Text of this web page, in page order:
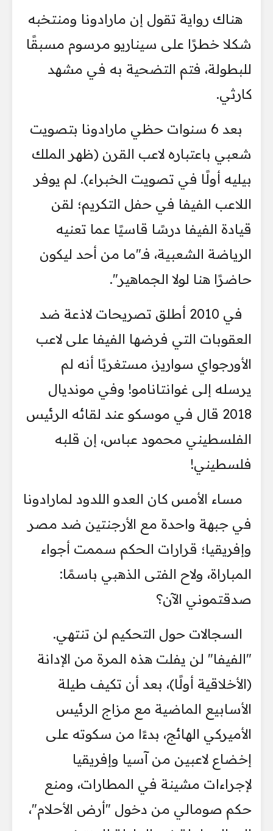
هناك رواية تقول إن مارادونا ومنتخبه
شكلا خطرًا على سيناريو مرسوم مسبقًا
للبطولة، فتم التضحية به في مشهد
كارثي.
بعد 6 سنوات حظي مارادونا بتصويت
شعبي باعتباره لاعب القرن (ظهر الملك
بيليه أولًا في تصويت الخبراء). لم يوفر
اللاعب الفيفا في حفل التكريم؛ لقن
قيادة الفيفا درسًا قاسيًا عما تعنيه
الرياضة الشعبية، فـ"ما من أحد ليكون
حاضرًا هنا لولا الجماهير".
في 2010 أطلق تصريحات لاذعة ضد
العقوبات التي فرضها الفيفا على لاعب
الأورجواي سواريز، مستغربًا أنه لم
يرسله إلى غوانتانامو! وفي مونديال
2018 قال في موسكو عند لقائه الرئيس
الفلسطيني محمود عباس، إن قلبه
فلسطيني!
مساء الأمس كان العدو اللدود لمارادونا
في جبهة واحدة مع الأرجنتين ضد مصر
وإفريقيا؛ قرارات الحكم سممت أجواء
المباراة، ولاح الفتى الذهبي باسمًا:
صدقتموني الآن؟
السجالات حول التحكيم لن تنتهي.
"الفيفا" لن يفلت هذه المرة من الإدانة
(الأخلاقية أولًا)، بعد أن تكيف طيلة
الأسابيع الماضية مع مزاج الرئيس
الأميركي الهائج، بدءًا من سكوته على
إخضاع لاعبين من آسيا وإفريقيا
لإجراءات مشينة في المطارات، ومنع
حكم صومالي من دخول "أرض الأحلام"،